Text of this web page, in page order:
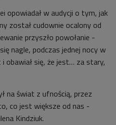
opowiadał w audycji o tym, jak
został cudownie ocalony od
przyszło powołanie -
nagle, podczas jednej nocy w
obawiał się, że jest… za stary,
na świat z ufnością, przez
co jest większe od nas -
Kindziuk.